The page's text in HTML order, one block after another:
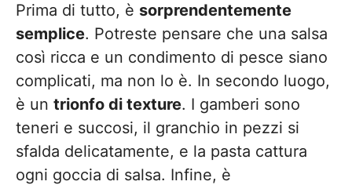
Prima di tutto, è sorprendentemente
semplice. Potreste pensare che una salsa
così ricca e un condimento di pesce siano
complicati, ma non lo è. In secondo luogo,
è un trionfo di texture. I gamberi sono
teneri e succosi, il granchio in pezzi si
sfalda delicatamente, e la pasta cattura
ogni goccia di salsa. Infine, è